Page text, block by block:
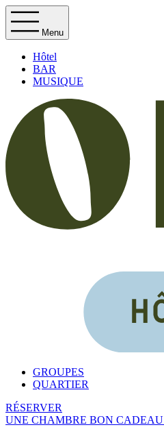
Menu
Hôtel
BAR
MUSIQUE
GROUPES
QUARTIER
RÉSERVER
UNE CHAMBRE BON CADEAU